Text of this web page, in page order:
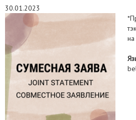
30.01.2023
на